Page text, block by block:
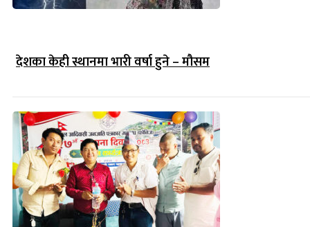
देशका केही स्थानमा भारी वर्षा हुने – मौसम